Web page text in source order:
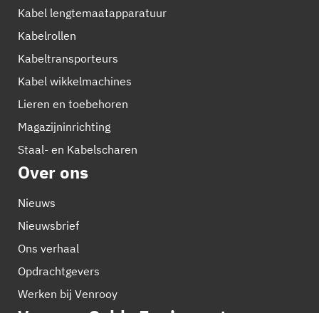
Kabel lengtemaatapparatuur
Kabelrollen
Kabeltransporteurs
Kabel wikkelmachines
Lieren en toebehoren
Magazijninrichting
Staal- en Kabelscharen
Over ons
Nieuws
Nieuwsbrief
Ons verhaal
Opdrachtgevers
Werken bij Venrooy